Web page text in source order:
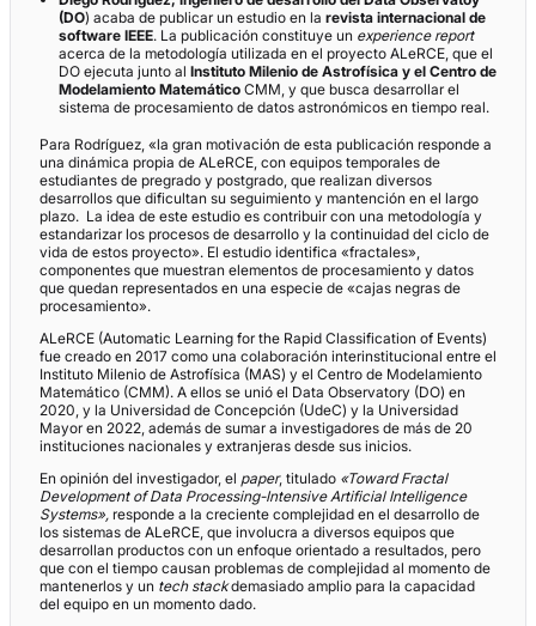
(DO) acaba de publicar un estudio en la revista internacional de
software IEEE. La publicación constituye un experience report
acerca de la metodología utilizada en el proyecto ALeRCE, que el
DO ejecuta junto al Instituto Milenio de Astrofísica y el Centro de
Modelamiento Matemático CMM, y que busca desarrollar el
sistema de procesamiento de datos astronómicos en tiempo real.
Para Rodríguez, «la gran motivación de esta publicación responde a
una dinámica propia de ALeRCE, con equipos temporales de
estudiantes de pregrado y postgrado, que realizan diversos
desarrollos que dificultan su seguimiento y mantención en el largo
plazo. La idea de este estudio es contribuir con una metodología y
estandarizar los procesos de desarrollo y la continuidad del ciclo de
vida de estos proyecto». El estudio identifica «fractales»,
componentes que muestran elementos de procesamiento y datos
que quedan representados en una especie de «cajas negras de
procesamiento».
ALeRCE (Automatic Learning for the Rapid Classification of Events)
fue creado en 2017 como una colaboración interinstitucional entre el
Instituto Milenio de Astrofísica (MAS) y el Centro de Modelamiento
Matemático (CMM). A ellos se unió el Data Observatory (DO) en
2020, y la Universidad de Concepción (UdeC) y la Universidad
Mayor en 2022, además de sumar a investigadores de más de 20
instituciones nacionales y extranjeras desde sus inicios.
En opinión del investigador, el paper, titulado «Toward Fractal
Development of Data Processing-Intensive Artificial Intelligence
Systems», responde a la creciente complejidad en el desarrollo de
los sistemas de ALeRCE, que involucra a diversos equipos que
desarrollan productos con un enfoque orientado a resultados, pero
que con el tiempo causan problemas de complejidad al momento de
mantenerlos y un tech stackdemasiado amplio para la capacidad
del equipo en un momento dado.